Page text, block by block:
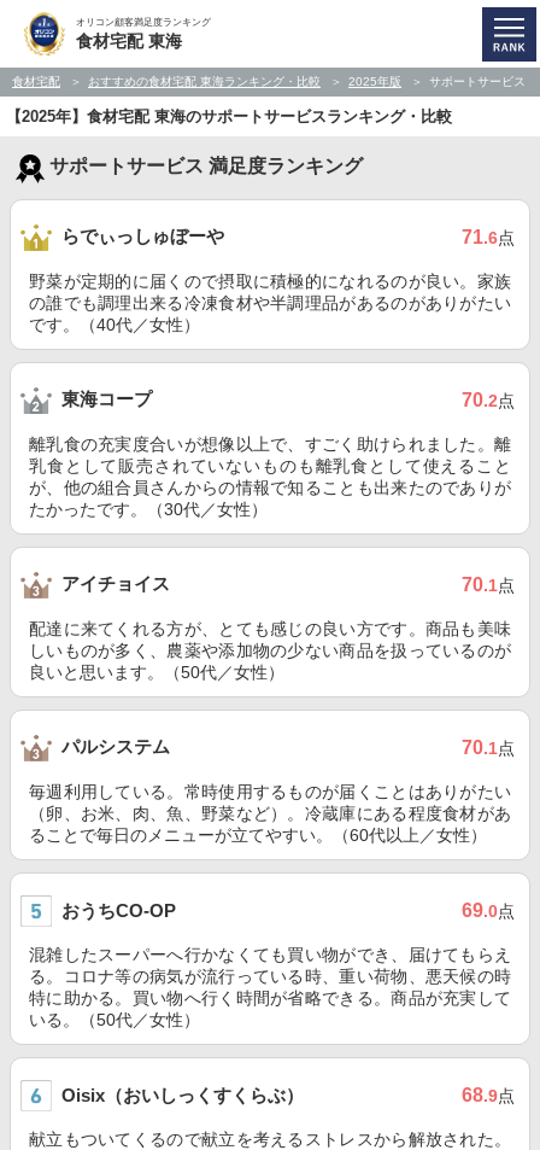
オリコン顧客満足度ランキング
食材宅配 東海
食材宅配 おすすめの食材宅配 東海ランキング・比較 2025年版 サポートサービス
【2025年】食材宅配 東海のサポートサービスランキング・比較
サポートサービス 満足度ランキング
らでぃっしゅぼーや 71.6点
野菜が定期的に届くので摂取に積極的になれるのが良い。家族
の誰でも調理出来る冷凍食材や半調理品があるのがありがたい
です。（40代／女性）
東海コープ 70.2点
離乳食の充実度合いが想像以上で、すごく助けられました。離
乳食として販売されていないものも離乳食として使えること
が、他の組合員さんからの情報で知ることも出来たのでありが
たかったです。（30代／女性）
アイチョイス 70.1点
配達に来てくれる方が、とても感じの良い方です。商品も美味
しいものが多く、農薬や添加物の少ない商品を扱っているのが
良いと思います。（50代／女性）
パルシステム 70.1点
毎週利用している。常時使用するものが届くことはありがたい
（卵、お米、肉、魚、野菜など）。冷蔵庫にある程度食材があ
ることで毎日のメニューが立てやすい。（60代以上／女性）
おうちCO-OP 69.0点
混雑したスーパーへ行かなくても買い物ができ、届けてもらえ
る。コロナ等の病気が流行っている時、重い荷物、悪天候の時
特に助かる。買い物へ行く時間が省略できる。商品が充実して
いる。（50代／女性）
Oisix（おいしっくすくらぶ） 68.9点
献立もついてくるので献立を考えるストレスから解放された。